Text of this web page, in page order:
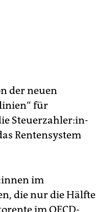
der neuen
für
Steu­er­zah­le­r:in­
Rentensystem
im
die nur die Hälfte
im OECD-